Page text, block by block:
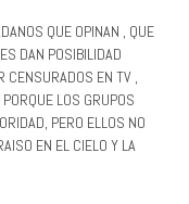
QUE OPINAN , QUE
DAN POSIBILIDAD
CENSURADOS EN TV ,
LOS GRUPOS
PERO ELLOS NO
EN EL CIELO Y LA